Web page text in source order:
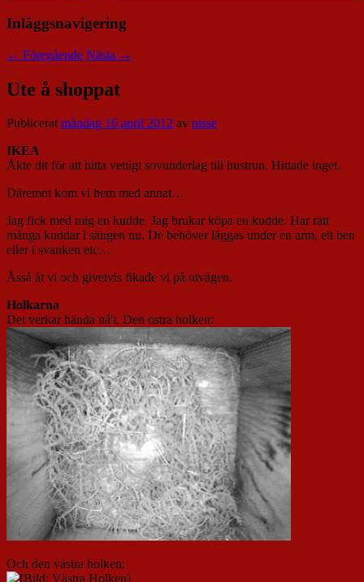
Inläggsnavigering
← Föregående Nästa →
Ute å shoppat
Publiceratmåndag 16 april 2012 av nisse
IKEA
Åkte dit för att hitta vettigt sovunderlag till hustrun. Hittade inget.
Däremot kom vi hem med annat…
Jag fick med mig en kudde. Jag brukar köpa en kudde. Har rätt
många kuddar i sängen nu. De behöver läggas under en arm, ett ben
eller i svanken etc…
Åsså åt vi och givetvis fikade vi på utvägen.
Holkarna
Det verkar hända nå't. Den östra holken:
Och den västra holken: